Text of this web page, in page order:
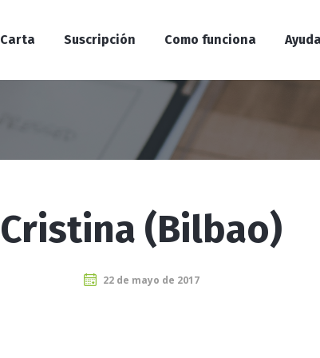
Carta Suscripción Como funciona
Cristina (Bilbao)
22 de mayo de 2017